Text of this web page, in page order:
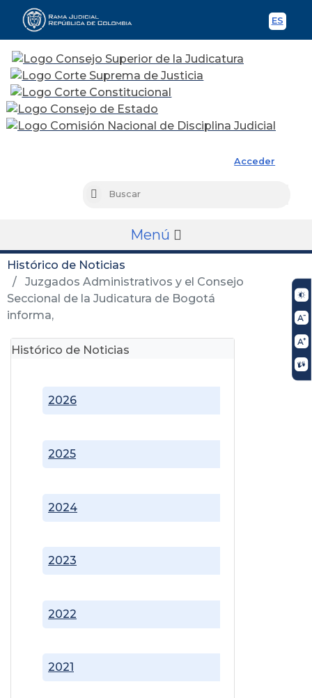
ES
Acceder
Buscar
Menú
Histórico de Noticias
Juzgados Administrativos y el Consejo
Seccional de la Judicatura de Bogotá
informa,
Histórico de Noticias
2021
2022
2023
2024
2025
2026